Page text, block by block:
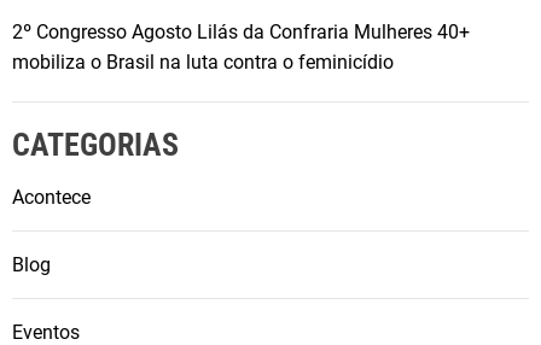
2º Congresso Agosto Lilás da Confraria Mulheres 40+
mobiliza o Brasil na luta contra o feminicídio
CATEGORIAS
Acontece
Blog
Eventos